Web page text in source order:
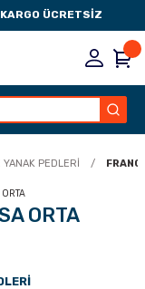
ÜCRETSİZ
YANAK PEDLERİ
ORTA